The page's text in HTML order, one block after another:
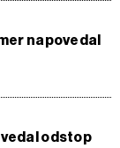
napovedal
odstop